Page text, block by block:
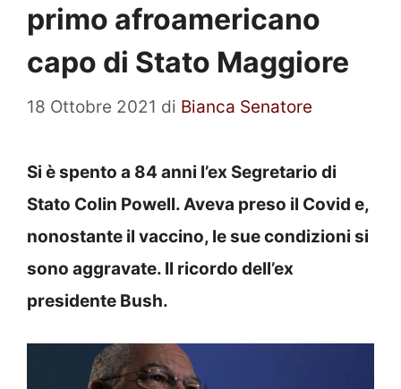
primo afroamericano
capo di Stato Maggiore
18 Ottobre 2021 di Bianca Senatore
Si è spento a 84 anni l’ex Segretario di
Stato Colin Powell. Aveva preso il Covid e,
nonostante il vaccino, le sue condizioni si
sono aggravate. Il ricordo dell’ex
presidente Bush.